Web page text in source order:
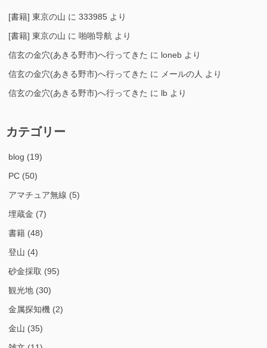
[書籍] 東京の山 に 333985 より
[書籍] 東京の山 に 啪啪导航 より
信玄の金穴(あきる野市)へ行ってきた に loneb より
信玄の金穴(あきる野市)へ行ってきた に メールの人 より
信玄の金穴(あきる野市)へ行ってきた に lb より
カテゴリー
blog (19)
PC (50)
アマチュア無線 (5)
埋蔵金 (7)
書籍 (48)
登山 (4)
砂金採取 (95)
観光地 (30)
金属探知機 (2)
金山 (35)